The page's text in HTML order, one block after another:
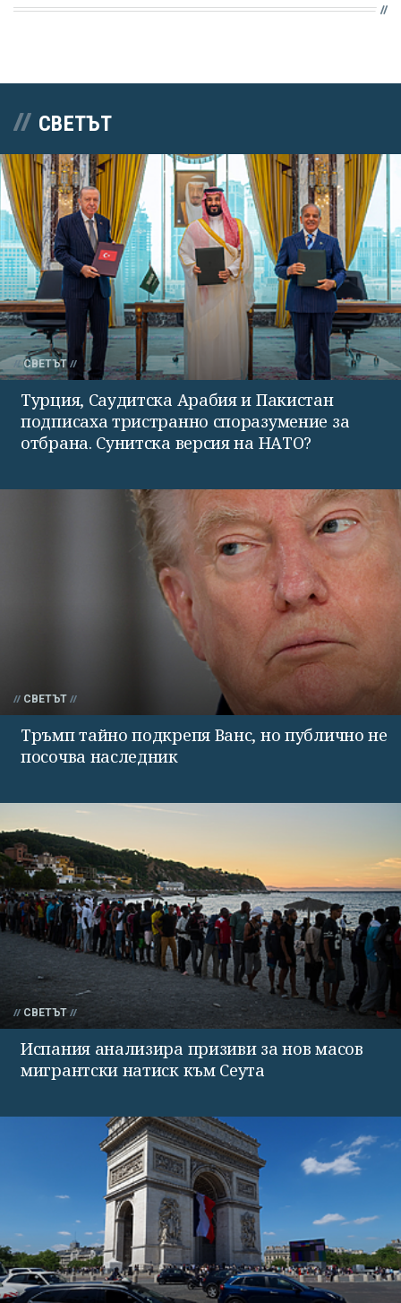
СВЕТЪТ
СВЕТЪТ
Турция, Саудитска Арабия и Пакистан
подписаха тристранно споразумение за
отбрана. Сунитска версия на НАТО?
СВЕТЪТ
Тръмп тайно подкрепя Ванс, но публично не
посочва наследник
СВЕТЪТ
Испания анализира призиви за нов масов
мигрантски натиск към Сеута